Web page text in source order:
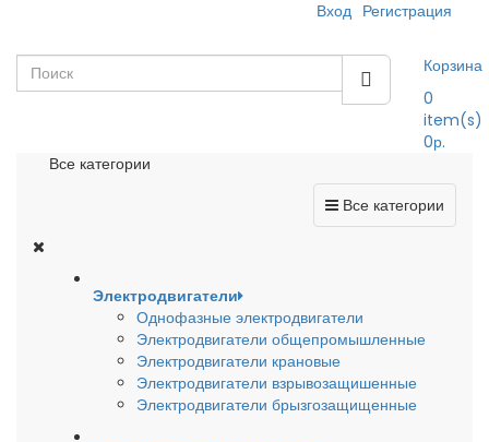
Вход Регистрация
Корзина
0
item(s)
0р.
Все категории
Все категории
Электродвигатели
Однофазные электродвигатели
Электродвигатели общепромышленные
Электродвигатели крановые
Электродвигатели взрывозащишенные
Электродвигатели брызгозащищенные